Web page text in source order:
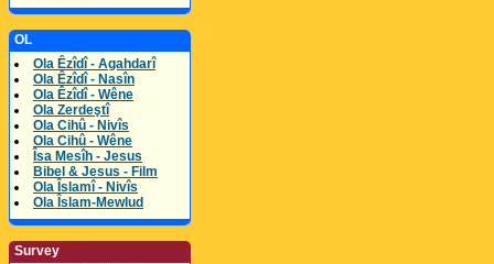
OL
Ola Êzîdî - Agahdarî
Ola Êzîdî - Nasîn
Ola Êzîdî - Wêne
Ola Zerdeştî
Ola Cihû - Nivîs
Ola Cihû - Wêne
Îsa Mesîh - Jesus
Bibel & Jesus - Film
Ola Îslamî - Nivîs
Ola Îslam-Mewlud
Survey